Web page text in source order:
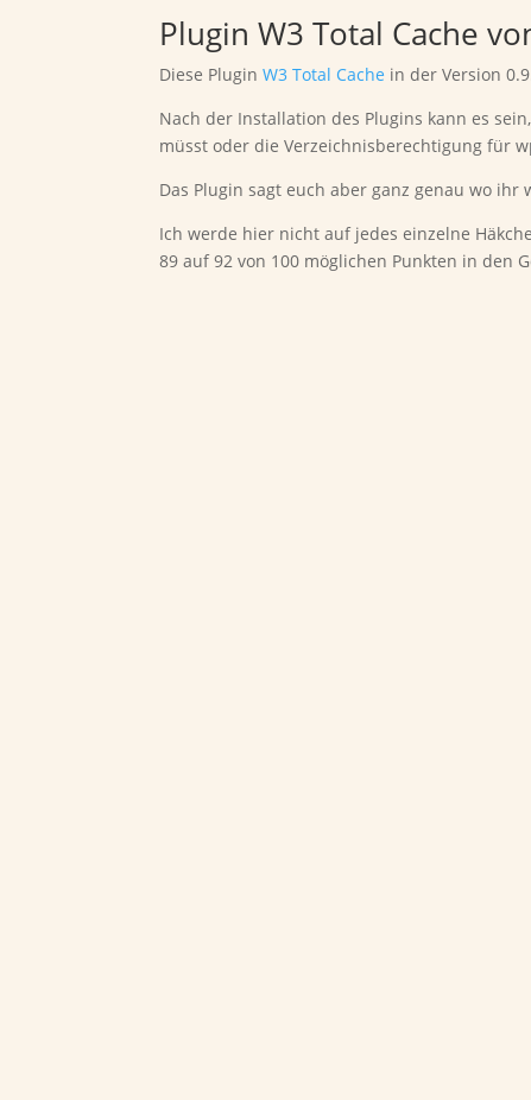
Plugin W3 Total Cache
Diese PluginW3 Total Cache in der Version
Nach der Installation des Plugins kann es
müsst oder die Verzeichnisberechtigung für
Das Plugin sagt euch aber ganz genau wo
Ich werde hier nicht auf jedes einzelne
89 auf 92 von 100 möglichen Punkten in den